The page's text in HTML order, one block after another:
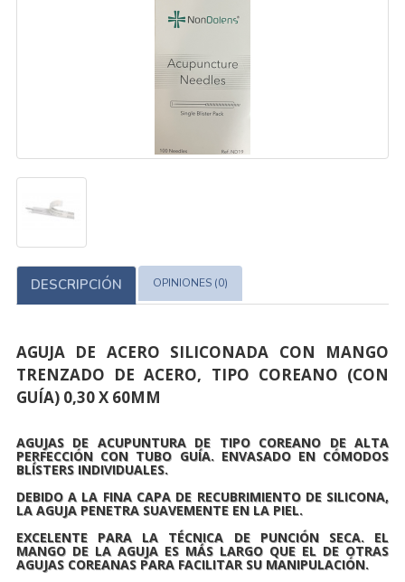
DESCRIPCIÓN OPINIONES (0)
AGUJA DE ACERO SILICONADA CON MANGO
TRENZADO DE ACERO, TIPO COREANO (CON
GUÍA) 0,30 X 60MM
AGUJAS DE ACUPUNTURA DE TIPO COREANO DE ALTA
PERFECCIÓN CON TUBO GUÍA. ENVASADO EN CÓMODOS
BLÍSTERS INDIVIDUALES.
DEBIDO A LA FINA CAPA DE RECUBRIMIENTO DE SILICONA,
LA AGUJA PENETRA SUAVEMENTE EN LA PIEL.
EXCELENTE PARA LA TÉCNICA DE PUNCIÓN SECA.EL
MANGO DE LA AGUJA ES MÁS LARGO QUE EL DE OTRAS
AGUJAS COREANAS PARA FACILITAR SU MANIPULACIÓN.